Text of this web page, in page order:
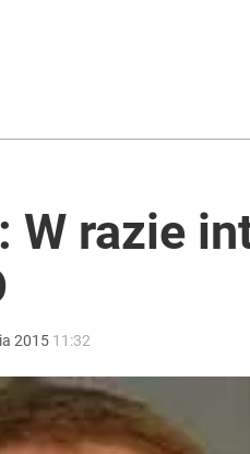
CPN
W razie
2015 11:32